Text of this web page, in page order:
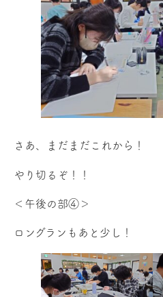
さあ、まだまだこれから！
やり切るぞ！！
＜午後の部④＞
ロングランもあと少し！